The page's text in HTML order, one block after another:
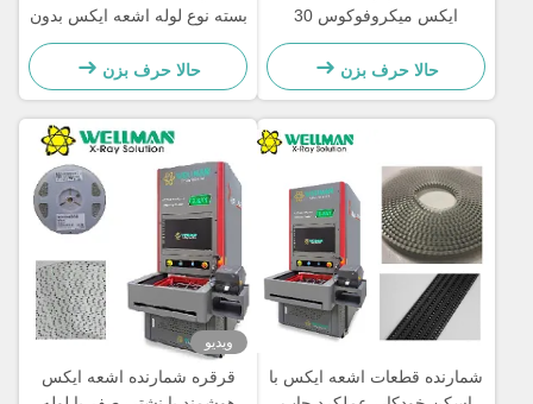
ایکس میکروفوکوس 30
میکرومتر نقطه کانونی 80
کیلوولت 17 اینچ FPD
حالا حرف بزن
بسته نوع لوله اشعه ایکس بدون
نگهداری
حالا حرف بزن
شمارنده قطعات اشعه ایکس با
ویدیو
قرقره شمارنده اشعه ایکس